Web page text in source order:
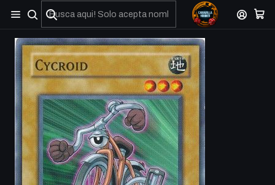
No olviden reportar sus depositos y transferencias por Whatsapp